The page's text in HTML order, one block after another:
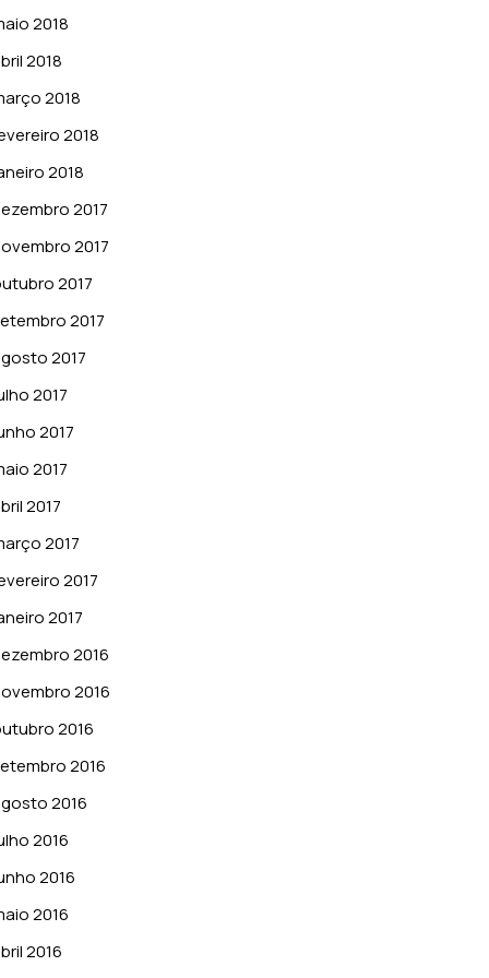
2018
2018
2018
2018
2018
2017
2017
2017
2017
2017
2017
2017
2017
2017
2017
2017
2017
2016
2016
2016
2016
2016
2016
2016
2016
2016